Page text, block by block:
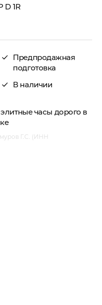
D 1R
Предпродажная
подготовка
В наличии
часы дорого в
Г.С. (ИНН